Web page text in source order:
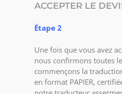
ACCEPTER LE
Étape 2
Une fois que vous avez
nous confirmons toutes
commençons la
en format PAPIER,